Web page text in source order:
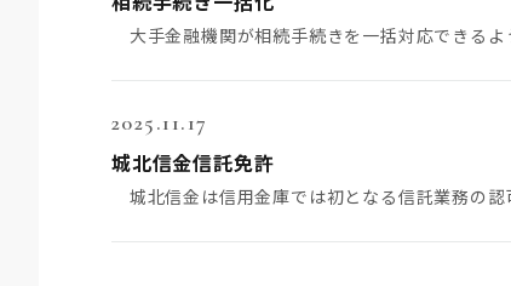
2025.11.17
城北信金信託免許